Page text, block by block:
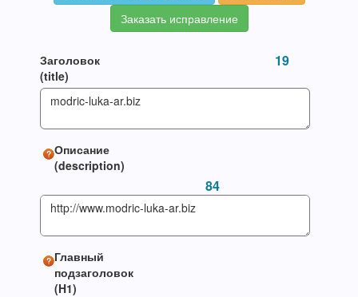
Заказать исправление
Заголовок
(title)
19
Описание
(description)
84
Главный
подзаголовок
(H1)